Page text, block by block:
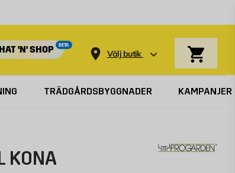
'N' SHOP
BETA
Välj butik
TRÄDGÅRDSBYGGNADER KAMPANJER
KONA